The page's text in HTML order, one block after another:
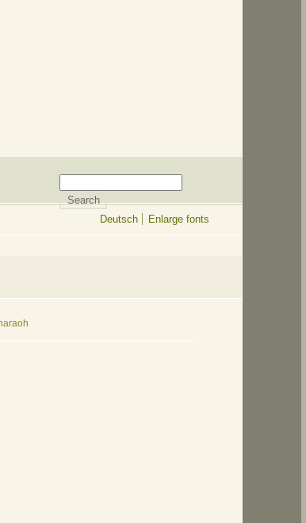
Deutsch Enlarge fonts